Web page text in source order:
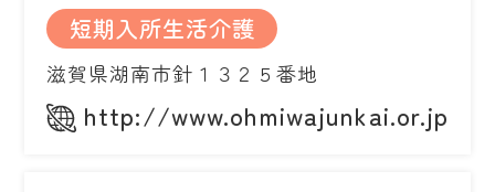
短期入所生活介護
滋賀県湖南市針１３２５番地
http://www.ohmiwajunkai.or.jp/